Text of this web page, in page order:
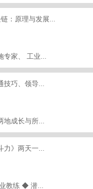
：原理与发展...
家、 工业...
巧、领导...
成长与所...
》两天一...
教练 ◆ 潜...